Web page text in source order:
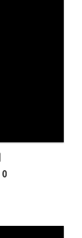
0